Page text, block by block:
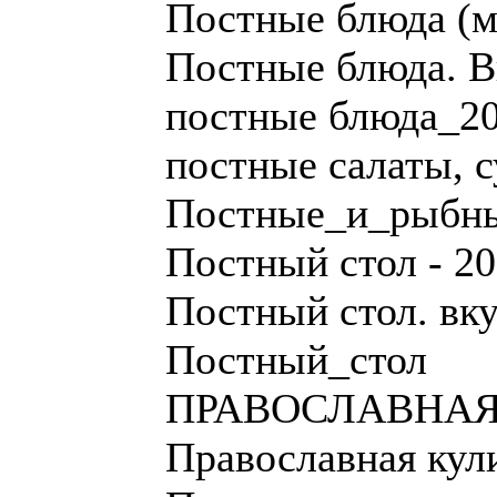
Постные блюда
Постные блюда.
постные
постные салаты,
Постный стол -
Постный стол.
Постный_стол
Православная